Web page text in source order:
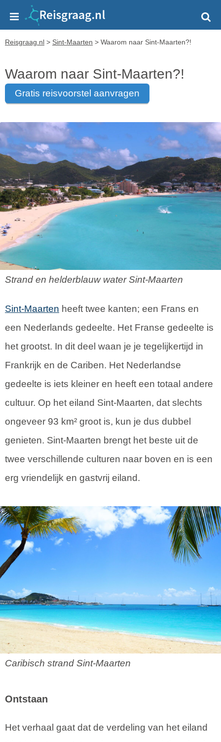
Reisgraag.nl > Sint-Maarten > Waarom naar Sint-Maarten?!
Waarom naar Sint-Maarten?!
gratis reisvoorstel aanvragen
Strand en helderblauw water Sint-Maarten
Sint-Maarten heeft twee kanten; een Frans en
een Nederlands gedeelte. Het Franse gedeelte is
het grootst. In dit deel waan je je tegelijkertijd in
Frankrijk en de Cariben. Het Nederlandse
gedeelte is iets kleiner en heeft een totaal andere
cultuur. Op het eiland Sint-Maarten, dat slechts
ongeveer 93 km² groot is, kun je dus dubbel
genieten. Sint-Maarten brengt het beste uit de
twee verschillende culturen naar boven en is een
erg vriendelijk en gastvrij eiland.
Caribisch strand Sint-Maarten
Ontstaan
Het verhaal gaat dat de verdeling van het eiland